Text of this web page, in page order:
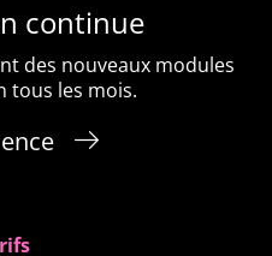
continue
des nouveaux modules
tous les mois.